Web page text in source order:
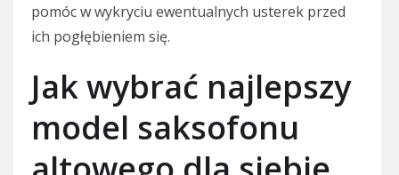
pomóc w wykryciu ewentualnych usterek przed
ich pogłębieniem się.
Jak wybrać najlepszy
model saksofonu